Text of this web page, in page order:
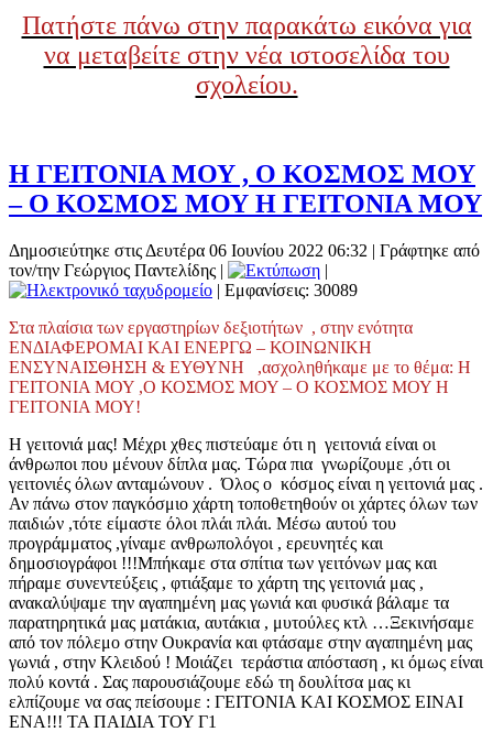
Πατήστε πάνω στην παρακάτω εικόνα για
να μεταβείτε στην νέα ιστοσελίδα του
σχολείου.
Η ΓΕΙΤΟΝΙΑ ΜΟΥ , Ο ΚΟΣΜΟΣ ΜΟΥ
– Ο ΚΟΣΜΟΣ ΜΟΥ Η ΓΕΙΤΟΝΙΑ ΜΟΥ
Δημοσιεύτηκε στις Δευτέρα 06 Ιουνίου 2022 06:32 | Γράφτηκε από
τον/την Γεώργιος Παντελίδης |
|
| Εμφανίσεις: 30089
Στα πλαίσια των εργαστηρίων δεξιοτήτων , στην ενότητα
ΕΝΔΙΑΦΕΡΟΜΑΙ ΚΑΙ ΕΝΕΡΓΩ – ΚΟΙΝΩΝΙΚΗ
ΕΝΣΥΝΑΙΣΘΗΣΗ & ΕΥΘΥΝΗ ,ασχοληθήκαμε με το θέμα: Η
ΓΕΙΤΟΝΙΑ ΜΟΥ ,Ο ΚΟΣΜΟΣ ΜΟΥ – Ο ΚΟΣΜΟΣ ΜΟΥ Η
ΓΕΙΤΟΝΙΑ ΜΟΥ!
Η γειτονιά μας! Μέχρι χθες πιστεύαμε ότι η γειτονιά είναι οι
άνθρωποι που μένουν δίπλα μας. Τώρα πια γνωρίζουμε ,ότι οι
γειτονιές όλων ανταμώνουν . Όλος ο κόσμος είναι η γειτονιά μας .
Αν πάνω στον παγκόσμιο χάρτη τοποθετηθούν οι χάρτες όλων των
παιδιών ,τότε είμαστε όλοι πλάι πλάι. Μέσω αυτού του
προγράμματος ,γίναμε ανθρωπολόγοι , ερευνητές και
δημοσιογράφοι !!!Μπήκαμε στα σπίτια των γειτόνων μας και
πήραμε συνεντεύξεις , φτιάξαμε το χάρτη της γειτονιά μας ,
ανακαλύψαμε την αγαπημένη μας γωνιά και φυσικά βάλαμε τα
παρατηρητικά μας ματάκια, αυτάκια , μυτούλες κτλ …Ξεκινήσαμε
από τον πόλεμο στην Ουκρανία και φτάσαμε στην αγαπημένη μας
γωνιά , στην Κλειδού ! Μοιάζει τεράστια απόσταση , κι όμως είναι
πολύ κοντά . Σας παρουσιάζουμε εδώ τη δουλίτσα μας κι
ελπίζουμε να σας πείσουμε : ΓΕΙΤΟΝΙΑ ΚΑΙ ΚΟΣΜΟΣ ΕΙΝΑΙ
ΕΝΑ!!! ΤΑ ΠΑΙΔΙΑ ΤΟΥ Γ1